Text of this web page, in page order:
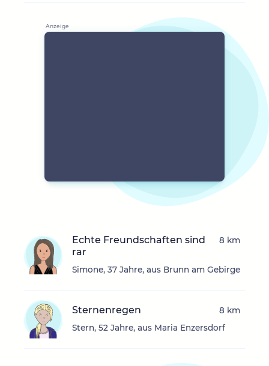
Echte Freundschaften sind
rar
Simone, 37 Jahre, aus Brunn am Gebirge
8 km
Sternenregen
Stern, 52 Jahre, aus Maria Enzersdorf
8 km